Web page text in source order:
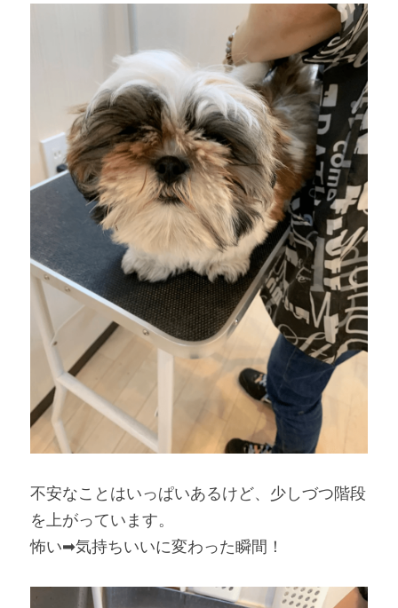
不安なことはいっぱいあるけど、少しづつ階段
を上がっています。
怖い➡気持ちいいに変わった瞬間！